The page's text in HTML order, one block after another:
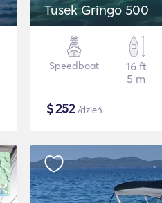
Tusek Gringo 500
Speedboat
16 ft
5 m
$252/dzień